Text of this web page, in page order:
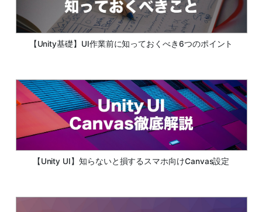
【Unity基礎】UI作業前に知っておくべき6つのポイント
【Unity UI】知らないと損するスマホ向けCanvas設定